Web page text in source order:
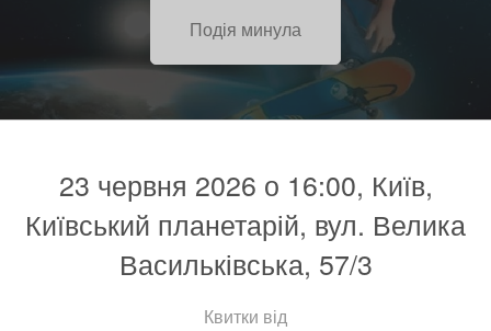
Подія минула
23 червня 2026 о 16:00, Київ,
Київський планетарій, вул. Велика
Васильківська, 57/3
Квитки від